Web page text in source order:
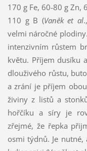
170 g Fe, 60-80 g Zn,
110 g B (Vaněk et al
velmi náročné
intenzivním růstem
květu. Příjem dusíku
dlouživého růstu,
a zrání je příjem
živiny z listů a
hořčíku a síry je
zřejmé, že řepka
osmi týdnů. Je